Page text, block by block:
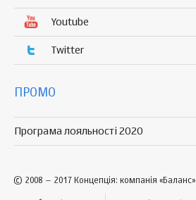
Youtube
Twitter
ПРОМО
Програма лояльності 2020
© 2008 – 2017 Концепція: компанія «Баланс»